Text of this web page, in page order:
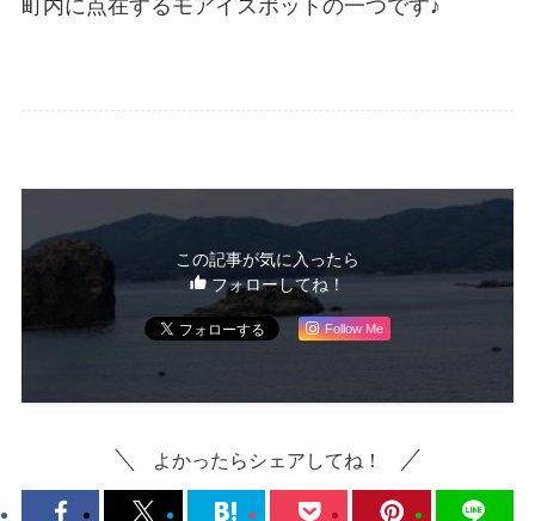
町内に点在するモアイスポットの一つです♪
この記事が気に入ったら
フォローしてね！
Follow Me
よかったらシェアしてね！